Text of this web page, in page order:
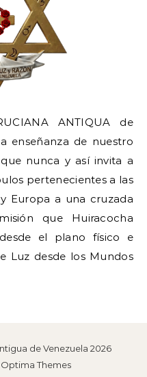
ANTIQUA de
enseñanza de nuestro
nunca y así invita a
pertenecientes a las
Europa a una cruzada
que Huiracocha
el plano físico e
Luz desde los Mundos
de Venezuela 2026
Optima Themes